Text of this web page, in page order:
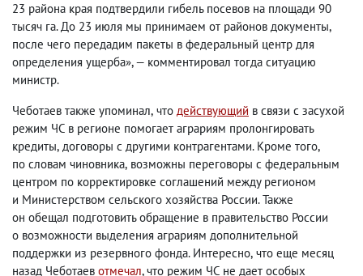
23 района края подтвердили гибель посевов на площади 90
тысяч га. До 23 июля мы принимаем от районов документы,
после чего передадим пакеты в федеральный центр для
определения ущерба», — комментировал тогда ситуацию
министр.
Чеботаев также упоминал, что действующий в связи с засухой
режим ЧС в регионе помогает аграриям пролонгировать
кредиты, договоры с другими контрагентами. Кроме того,
по словам чиновника, возможны переговоры с федеральным
центром по корректировке соглашений между регионом
и Министерством сельского хозяйства России. Также
он обещал подготовить обращение в правительство России
о возможности выделения аграриям дополнительной
поддержки из резервного фонда. Интересно, что еще месяц
назад Чеботаев отмечал, что режим ЧС не дает особых